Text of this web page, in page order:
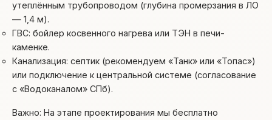
утеплённым трубопроводом (глубина промерзания в ЛО
— 1,4 м).
ГВС: бойлер косвенного нагрева или ТЭН в печи-
каменке.
Канализация: септик (рекомендуем «Танк» или «Топас»)
или подключение к центральной системе (согласование
с «Водоканалом» СПб).
Важно: На этапе проектирования мы бесплатно